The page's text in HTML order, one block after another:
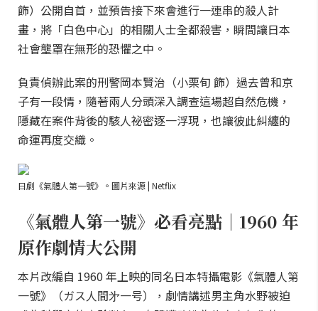
飾）公開自首，並預告接下來會進行一連串的殺人計
畫，將「白色中心」的相關人士全都殺害，瞬間讓日本
社會壟罩在無形的恐懼之中。
負責偵辦此案的刑警岡本賢治（小栗旬 飾）過去曾和京
子有一段情，隨著兩人分頭深入調查這場超自然危機，
隱藏在案件背後的駭人祕密逐一浮現，也讓彼此糾纏的
命運再度交織。
日劇《氣體人第一號》。圖片來源 | Netflix
《氣體人第一號》必看亮點｜1960 年
原作劇情大公開
本片改編自 1960 年上映的同名日本特攝電影《氣體人第
一號》（ガス人間㐧一号），劇情講述男主角水野被迫